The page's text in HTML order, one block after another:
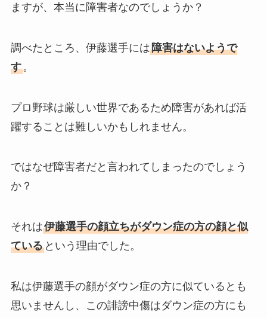
ますが、本当に障害者なのでしょうか？
調べたところ、伊藤選手には障害はないようで
す。
プロ野球は厳しい世界であるため障害があれば活
躍することは難しいかもしれません。
ではなぜ障害者だと言われてしまったのでしょう
か？
それは伊藤選手の顔立ちがダウン症の方の顔と似
ているという理由でした。
私は伊藤選手の顔がダウン症の方に似ているとも
思いませんし、この誹謗中傷はダウン症の方にも